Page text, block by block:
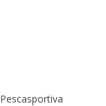
Pescasportiva